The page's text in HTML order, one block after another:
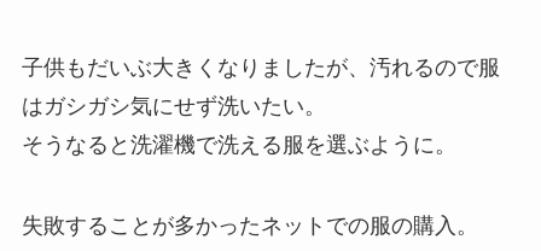
子供もだいぶ大きくなりましたが、汚れるので服
はガシガシ気にせず洗いたい。
そうなると洗濯機で洗える服を選ぶように。
失敗することが多かったネットでの服の購入。